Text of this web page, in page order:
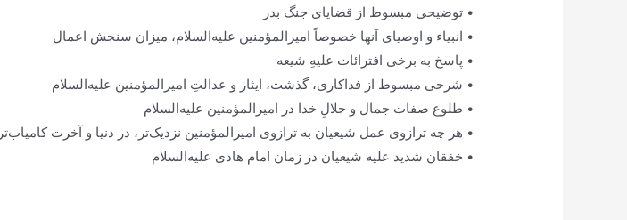
• توضیحی مبسوط از قضایای جنگ بدر
• انبیاء و اوصیای آنها خصوصاً امیرالمؤمنین علیه‌السلام، میزان سنجش اعمال
• پاسخ به برخی افترائات علیهِ شیعه
• شرحی مبسوط از فداکاری‌، گذشت، ایثار و عدالتِ امیرالمؤمنین علیه‌السلام
• طلوع صفات جمال و جلالِ خدا در امیرالمؤمنین علیه‌السلام
• هر چه ترازوی عمل شیعیان به ترازوی امیرالمؤمنین نزدیک‌تر، در دنیا و آخرت کامیاب‌تر
• خفقان شدید علیه شیعیان در زمان امام هادی‌ علیه‌السلام